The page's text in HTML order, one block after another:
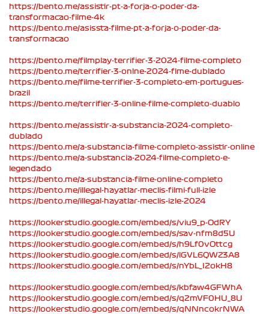
https://bento.me/assistir-pt-a-forja-o-poder-da-
transformacao-filme-4k
https://bento.me/asissta-filme-pt-a-forja-o-poder-da-
transformacao
https://bento.me/filmplay-terrifier-3-2024-filme-completo
https://bento.me/terrifier-3-onlne-2024-flme-dublado
https://bento.me/filme-terrifier-3-completo-em-portugues-
brazil
https://bento.me/terrifier-3-online-filme-completo-duablo
https://bento.me/assistir-a-substancia-2024-completo-
dublado
https://bento.me/a-substancia-filme-completo-assistir-online
https://bento.me/a-substancia-2024-filme-completo-e-
legendado
https://bento.me/a-substancia-filme-online-completo
https://bento.me/illegal-hayatlar-meclis-filmi-full-izle
https://bento.me/illegal-hayatlar-meclis-izle-2024
https://lookerstudio.google.com/embed/s/viu9_p-OdRY
https://lookerstudio.google.com/embed/s/sav-nfm8d5U
https://lookerstudio.google.com/embed/s/h9Lf0vOttcg
https://lookerstudio.google.com/embed/s/lGVL6QWZ3A8
https://lookerstudio.google.com/embed/s/nYbL_I2okH8
https://lookerstudio.google.com/embed/s/kbfaw4GFWhA
https://lookerstudio.google.com/embed/s/q2mVF0HU_8U
https://lookerstudio.google.com/embed/s/qNNncokrNWA